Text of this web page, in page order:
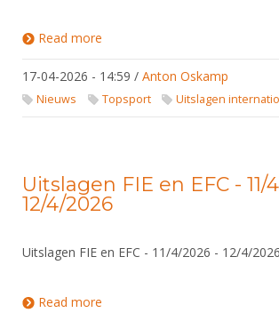
Read more
17-04-2026 - 14:59 / Anton Oskamp
Nieuws Topsport Uitslagen
Uitslagen FIE en EFC - 11/
12/4/2026
Uitslagen FIE en EFC - 11/4/2026 - 12/4/2026
Read more